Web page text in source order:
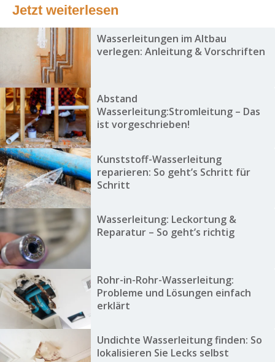
Jetzt weiterlesen
Wasserleitungen im Altbau
verlegen: Anleitung & Vorschriften
Abstand
Wasserleitung:Stromleitung – Das
ist vorgeschrieben!
Kunststoff-Wasserleitung
reparieren: So geht’s Schritt für
Schritt
Wasserleitung: Leckortung &
Reparatur – So geht’s richtig
Rohr-in-Rohr-Wasserleitung:
Probleme und Lösungen einfach
erklärt
Undichte Wasserleitung finden: So
lokalisieren Sie Lecks selbst